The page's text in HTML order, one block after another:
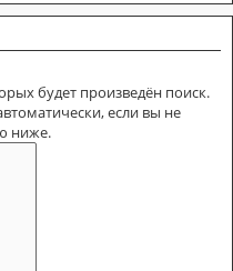
будет произведён поиск.
если вы не
ниже.